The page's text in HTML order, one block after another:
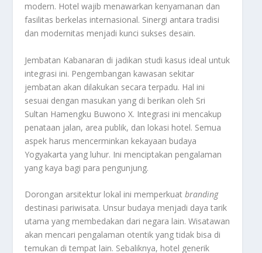
modern. Hotel wajib menawarkan kenyamanan dan
fasilitas berkelas internasional. Sinergi antara tradisi
dan modernitas menjadi kunci sukses desain.
Jembatan Kabanaran di jadikan studi kasus ideal untuk
integrasi ini. Pengembangan kawasan sekitar
jembatan akan dilakukan secara terpadu. Hal ini
sesuai dengan masukan yang di berikan oleh Sri
Sultan Hamengku Buwono X. Integrasi ini mencakup
penataan jalan, area publik, dan lokasi hotel. Semua
aspek harus mencerminkan kekayaan budaya
Yogyakarta yang luhur. Ini menciptakan pengalaman
yang kaya bagi para pengunjung.
Dorongan arsitektur lokal ini memperkuatbranding
destinasi pariwisata. Unsur budaya menjadi daya tarik
utama yang membedakan dari negara lain. Wisatawan
akan mencari pengalaman otentik yang tidak bisa di
temukan di tempat lain. Sebaliknya, hotel generik